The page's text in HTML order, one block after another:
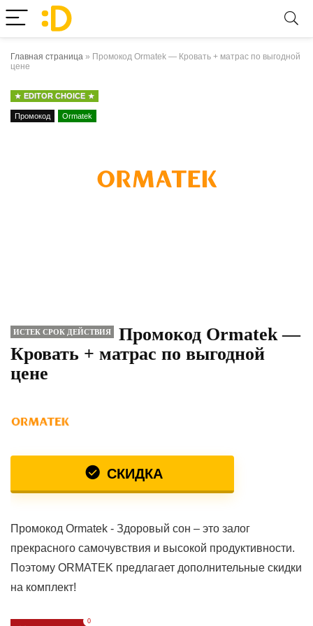
Главная страница » Промокод Ormatek — Кровать + матрас по выгодной
цене
EDITOR CHOICE
Промокод Ormatek
ИСТЕК СРОК ДЕЙСТВИЯ
Промокод Ormatek —
Кровать + матрас по выгодной
цене
СКИДКА
Промокод Ormatek - Здоровый сон – это залог
прекрасного самочувствия и высокой продуктивности.
Поэтому ORMATEK предлагает дополнительные скидки
на комплект!
0